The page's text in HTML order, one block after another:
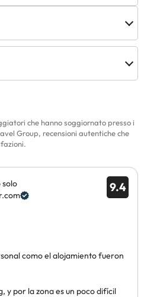
che hanno soggiornato presso i
Group, recensioni autentiche che
9.4
como el alojamiento fueron
y por la zona es un poco difícil